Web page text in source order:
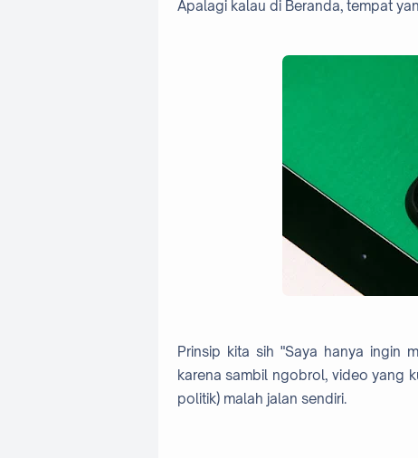
Apalagi kalau di Beranda, tempat
Prinsip kita sih "Saya hanya ingin
karena sambil ngobrol, video yang
politik) malah jalan sendiri.